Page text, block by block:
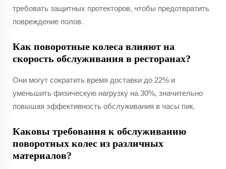
требовать защитных протекторов, чтобы предотвратить
повреждение полов.
Как поворотные колеса влияют на
скорость обслуживания в ресторанах?
Они могут сократить время доставки до 22% и
уменьшить физическую нагрузку на 30%, значительно
повышая эффективность обслуживания в часы пик.
Каковы требования к обслуживанию
поворотных колес из различных
материалов?